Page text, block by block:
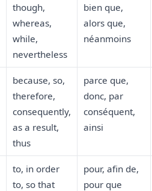
though,
whereas,
while,
nevertheless
bien que,
alors que,
néanmoins
because, so,
therefore,
consequently,
as a result,
thus
parce que,
donc, par
conséquent,
ainsi
to, in order
to, so that
pour, afin de,
pour que